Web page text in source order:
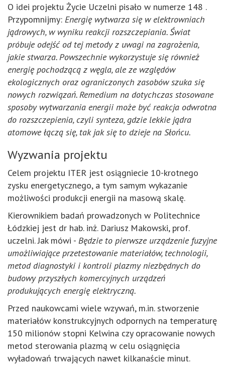
O idei projektu Życie Uczelni pisało w numerze 148 .
Przypomnijmy: Energię wytwarza się w elektrowniach
jądrowych, w wyniku reakcji rozszczepiania. Świat
próbuje odejść od tej metody z uwagi na zagrożenia,
jakie stwarza. Powszechnie wykorzystuje się również
energię pochodzącą z węgla, ale ze względów
ekologicznych oraz ograniczonych zasobów szuka się
nowych rozwiązań. Remedium na dotychczas stosowane
sposoby wytwarzania energii może być reakcja odwrotna
do rozszczepienia, czyli synteza, gdzie lekkie jądra
atomowe łączą się, tak jak się to dzieje na Słońcu.
Wyzwania projektu
Celem projektu ITER jest osiągniecie 10-krotnego
zysku energetycznego, a tym samym wykazanie
możliwości produkcji energii na masową skalę.
Kierownikiem badań prowadzonych w Politechnice
Łódzkiej jest dr hab. inż. Dariusz Makowski, prof.
uczelni. Jak mówi - Będzie to pierwsze urządzenie fuzyjne
umożliwiające przetestowanie materiałów, technologii,
metod diagnostyki i kontroli plazmy niezbędnych do
budowy przyszłych komercyjnych urządzeń
produkujących energię elektryczną.
Przed naukowcami wiele wzywań, m.in. stworzenie
materiałów konstrukcyjnych odpornych na temperaturę
150 milionów stopni Kelwina czy opracowanie nowych
metod sterowania plazmą w celu osiągnięcia
wyładowań trwających nawet kilkanaście minut.